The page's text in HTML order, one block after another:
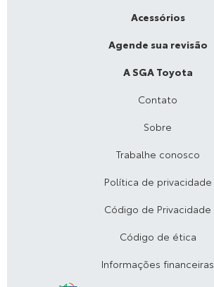
Acessórios
Agende sua revisão
A SGA Toyota
Contato
Sobre
Trabalhe conosco
Política de privacidade
Código de Privacidade
Código de ética
Informações financeiras